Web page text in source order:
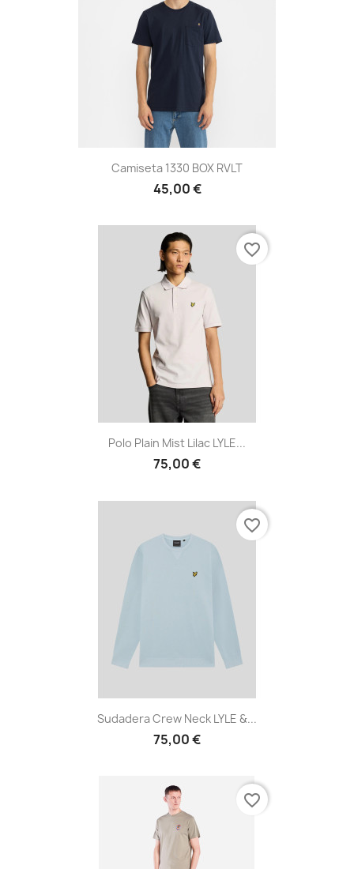
Camiseta 1330 BOX RVLT
45,00 €
Polo Plain Mist Lilac LYLE...
75,00 €
favorite_border
Sudadera Crew Neck LYLE &...
75,00 €
favorite_border
favorite_border